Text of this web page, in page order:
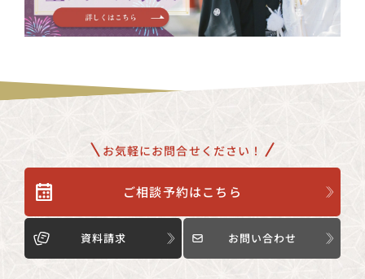
お気軽にお問合せください！
ご相談予約はこちら
資料請求 お問い合わせ